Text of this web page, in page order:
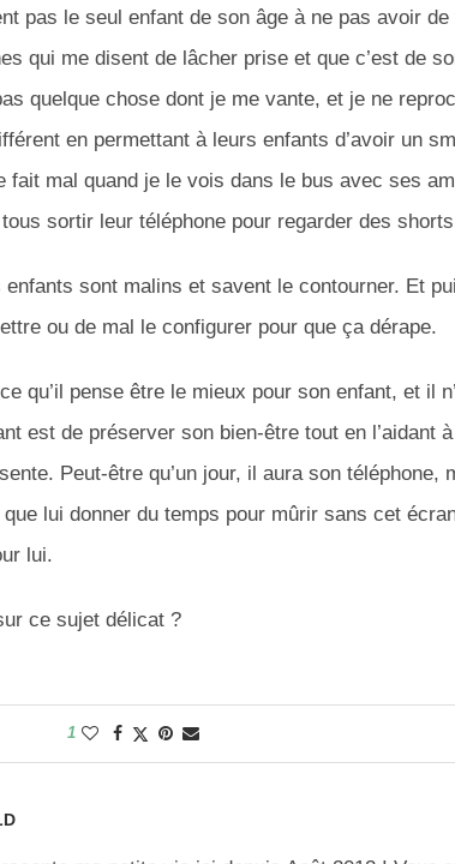
pas le seul enfant de son âge à ne pas avoir
qui me disent de lâcher prise et que c’est de
quelque chose dont je me vante, et je ne
en permettant à leurs enfants d’avoir un
fait mal quand je le vois dans le bus avec ses
sortir leur téléphone pour regarder des
sont malins et savent le contourner. Et
ou de mal le configurer pour que ça dérape.
qu’il pense être le mieux pour son enfant, et il
est de préserver son bien-être tout en l’aidant
Peut-être qu’un jour, il aura son téléphone,
lui donner du temps pour mûrir sans cet
lui.
ce sujet délicat ?
1